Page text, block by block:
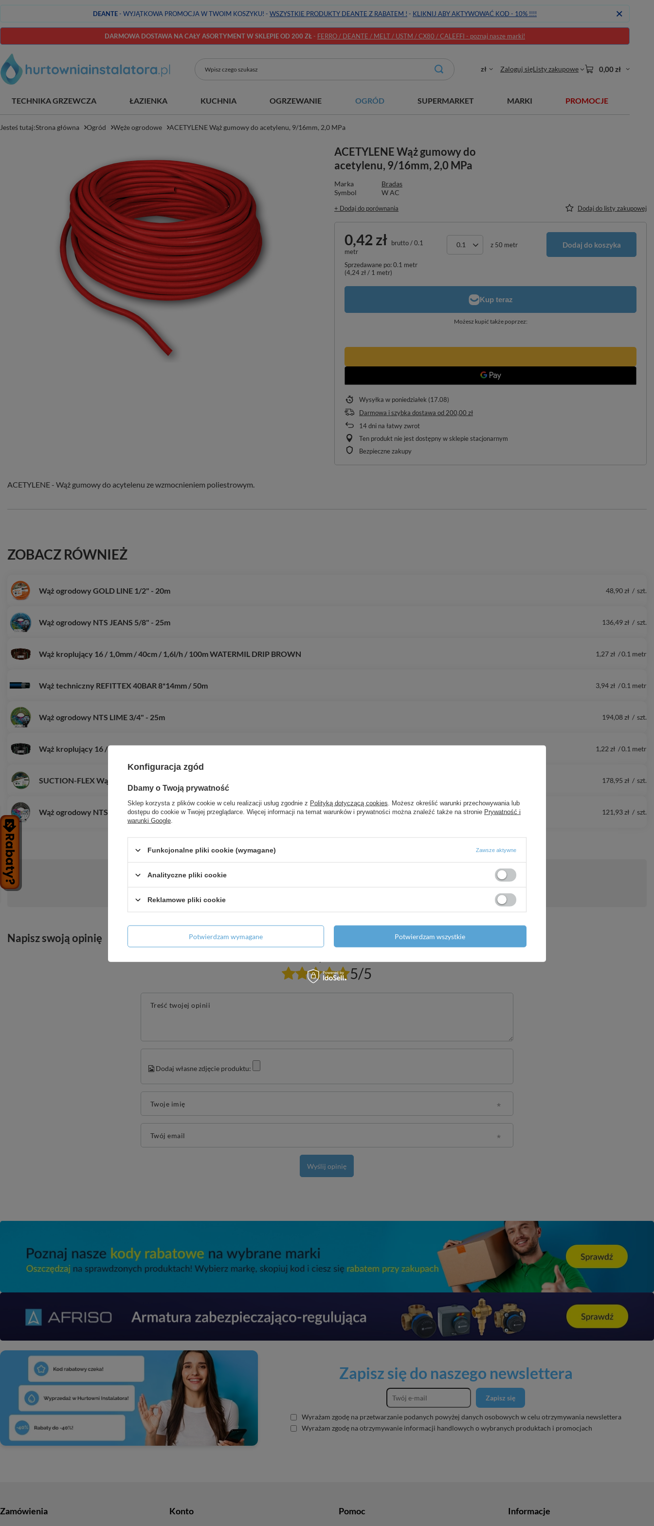
DEANTE- WYJĄTKOWA PROMOCJA W TWOIM KOSZYKU! - WSZYSTKIE PRODUKTY DEANTE Z RABATEM ! - KLIKNIJ ABY AKTYWOWAĆ KOD - 10% !!!!
DARMOWA DOSTAWA NA CAŁY ASORTYMENT W SKLEPIE OD 200 ZŁ- FERRO / DEANTE / MELT / USTM / CX80 / CALEFFI - poznaj nasze marki!
zł Zaloguj sięListy zakupowe 0,00 zł
TECHNIKA GRZEWCZA ŁAZIENKA KUCHNIA OGRZEWANIE OGRÓD SUPERMARKET MARKI PROMOCJE
Jesteś tutaj:Strona główna Ogród Węże ogrodowe ACETYLENE Wąż gumowy do acetylenu, 9/16mm, 2,0 MPa
ACETYLENE Wąż gumowy do
acetylenu, 9/16mm, 2,0 MPa
Marka
Bradas
Symbol
W AC
+ Dodaj do porównania Dodaj do listy zakupowej
0,42 zł brutto/0.1
metr
Sprzedawane po:0.1 metr
(4,24 zł/ 1 metr)
z 50 metr Dodaj do koszyka
Możesz kupić także poprzez:
Wysyłka w poniedziałek (17.08)
Darmowa i szybka dostawa od 200,00 zł
14dni na łatwy zwrot
Ten produkt nie jest dostępny w sklepie stacjonarnym
Bezpieczne zakupy
ACETYLENE - Wąż gumowy do acytelenu ze wzmocnieniem poliestrowym.
ZOBACZ RÓWNIEŻ
Wąż ogrodowy GOLD LINE 1/2" - 20m 48,90 zł / szt.
Wąż ogrodowy NTS JEANS 5/8" - 25m 136,49 zł / szt.
Wąż kroplujący 16 / 1,0mm / 40cm / 1,6l/h / 100m WATERMIL DRIP BROWN 1,27 zł /0.1 metr
Wąż techniczny REFITTEX 40BAR 8*14mm / 50m 3,94 zł /0.1 metr
Wąż ogrodowy NTS LIME 3/4" - 25m 194,08 zł / szt.
Wąż kroplujący 16 / 1,2mm / 60cm / 2,5l/h / 100m WATER DRIP 1,22 zł /0.1 metr
SUCTION-FLEX Wąż ssawno-tłoczny 50 mm, spirala stalowa, 6m - ZIELONY 178,95 zł / szt.
Wąż ogrodowy NTS PRO MASTER PLUS 5/8" - 15m 121,93 zł / szt.
Potrzebujesz pomocy? Masz pytania?
Napisz swoją opinię
5/5
Treść twojej opinii
Dodaj własne zdjęcie produktu:
Twoje imię
Twój email
Wyślij opinię
Zapisz się do naszego newslettera
Zapisz się
Wyrażam zgodę na przetwarzanie podanych powyżej danych osobowych w celu otrzymywania newslettera
Wyrażam zgodę na otrzymywanie informacji handlowych o wybranych produktach i promocjach
Zamówienia Konto Pomoc Informacje
Konfiguracja zgód
Dbamy o Twoją prywatność
Sklep korzysta z plików cookie w celu realizacji usług zgodnie z Polityką dotyczącą cookies . Możesz określić warunki przechowywania lub
dostępu do cookie w Twojej przeglądarce. Więcej informacji na temat warunków i prywatności można znaleźć także na stronie Prywatność i
warunki Google
Funkcjonalne pliki cookie (wymagane) Zawsze aktywne
Analityczne pliki cookie
Reklamowe pliki cookie
Potwierdzam wymagane Potwierdzam wszystkie